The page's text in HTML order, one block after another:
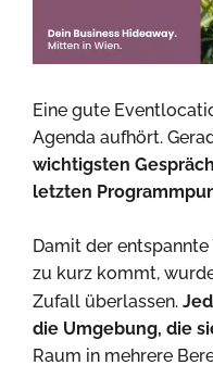
Eine gute
Agenda aufhört.
wichtigsten
letzten
Damit der
zu kurz kommt,
Zufall überlassen.
die Umgebung, die
Raum in mehrere